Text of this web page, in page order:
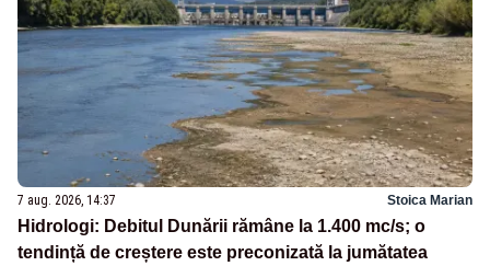
7 aug. 2026, 14:37 Stoica Marian
Hidrologi: Debitul Dunării rămâne la 1.400 mc/s; o
tendință de creștere este preconizată la jumătatea